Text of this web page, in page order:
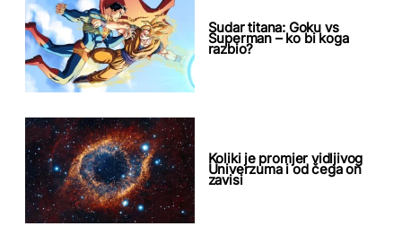
Sudar titana: Goku vs
Superman – ko bi koga
razbio?
Koliki je promjer vidljivog
Univerzuma i od čega on
zavisi